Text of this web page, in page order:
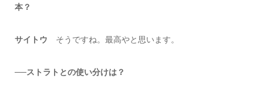
本？
サイトウ そうですね。最高やと思います。
──ストラトとの使い分けは？